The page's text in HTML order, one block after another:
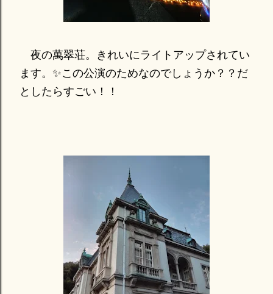
夜の萬翠荘。きれいにライトアップされてい
ます。✨この公演のためなのでしょうか？？だ
としたらすごい！！